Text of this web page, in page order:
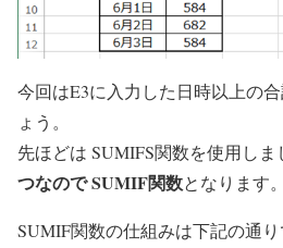
今回はE3に入力した日時以上の
ょう。
先ほどは SUMIFS関数を使用しま
つなので SUMIF関数となります。
SUMIF関数の仕組みは下記の通り